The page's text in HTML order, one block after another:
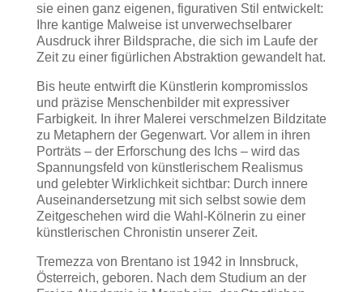
sie einen ganz eigenen, figurativen Stil entwickelt:
Ihre kantige Malweise ist unverwechselbarer
Ausdruck ihrer Bildsprache, die sich im Laufe der
Zeit zu einer figürlichen Abstraktion gewandelt hat.
Bis heute entwirft die Künstlerin kompromisslos
und präzise Menschenbilder mit expressiver
Farbigkeit. In ihrer Malerei verschmelzen Bildzitate
zu Metaphern der Gegenwart. Vor allem in ihren
Porträts – der Erforschung des Ichs – wird das
Spannungsfeld von künstlerischem Realismus
und gelebter Wirklichkeit sichtbar: Durch innere
Auseinandersetzung mit sich selbst sowie dem
Zeitgeschehen wird die Wahl-Kölnerin zu einer
künstlerischen Chronistin unserer Zeit.
Tremezza von Brentano ist 1942 in Innsbruck,
Österreich, geboren. Nach dem Studium an der